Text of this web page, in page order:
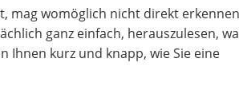
mag womöglich nicht direkt
ganz einfach, herauszulesen,
Ihnen kurz und knapp, wie Sie eine